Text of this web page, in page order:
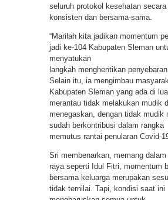
seluruh protokol kesehatan secara
konsisten dan bersama-sama.
“Marilah kita jadikan momentum
jadi ke-104 Kabupaten Sleman
menyatukan
langkah menghentikan
Selain itu, ia mengimbau
Kabupaten Sleman yang ada di
merantau tidak melakukan mudik
menegaskan, dengan tidak mudik
sudah berkontribusi dalam rangka
memutus rantai penularan Covid-
Sri membenarkan, memang
raya seperti Idul Fitri, momentum
bersama keluarga merupakan
tidak ternilai. Tapi, kondisi saat ini